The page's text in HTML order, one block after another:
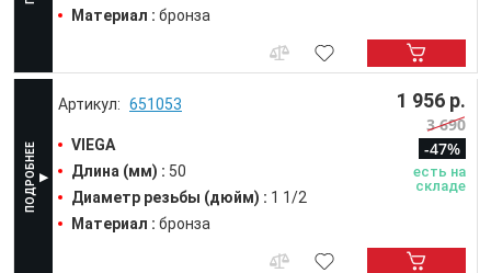
Материал : бронза
651053
VIEGA
Длина (мм) : 50
Диаметр резьбы (дюйм) : 1 1/2
Материал : бронза
1 956 р.
3 690
-47%
есть на
складе